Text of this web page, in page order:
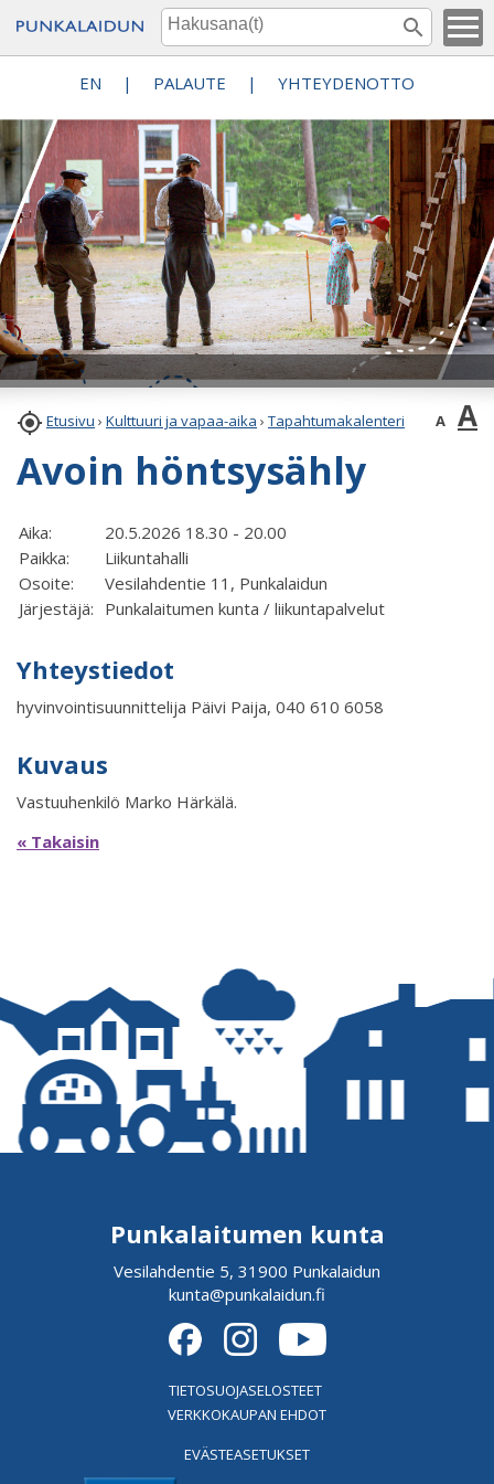
EN | PALAUTE | YHTEYDENOTTO
 Etusivu › Kulttuuri ja vapaa-aika › Tapahtumakalenteri A A
Avoin höntsysähly
Aika:
20.5.2026 18.30 - 20.00
Paikka:
Liikuntahalli
Osoite:
Vesilahdentie 11, Punkalaidun
Järjestäjä: Punkalaitumen kunta / liikuntapalvelut
Yhteystiedot
hyvinvointisuunnittelija Päivi Paija, 040 610 6058
Kuvaus
Vastuuhenkilö Marko Härkälä.
« Takaisin
Punkalaitumen kunta
Vesilahdentie 5, 31900 Punkalaidun
kunta@punkalaidun.fi
TIETOSUOJASELOSTEET
VERKKOKAUPAN EHDOT
EVÄSTEASETUKSET